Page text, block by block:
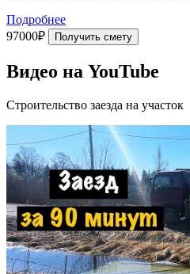
Подробнее
97000₽
Получить смету
Видео на YouTube
Строительство заезда на участок